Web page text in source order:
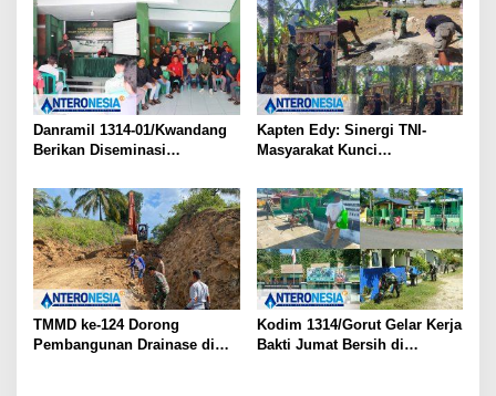
Danramil 1314-01/Kwandang
Berikan Diseminasi
Karang Taruna Desa Titidu
Kapten Edy: Sinergi TNI-
Masyarakat Kunci
Botungobungo
TMMD ke-124 Dorong
Pembangunan Drainase di
Kodim 1314/Gorut Gelar Kerja
Bakti Jumat Bersih di